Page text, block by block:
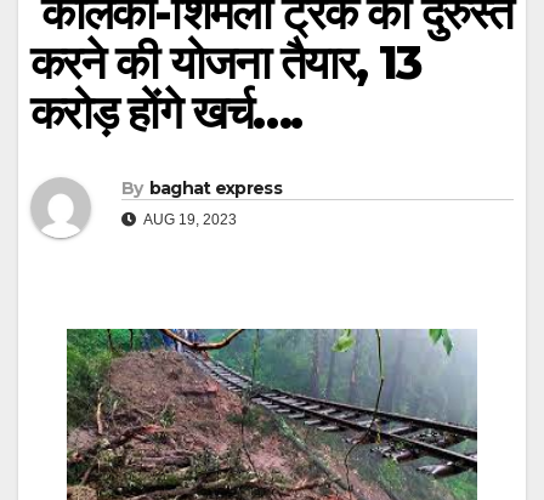
कालका-शिमला ट्रैक को दुरुस्त
करने की योजना तैयार, 13
करोड़ होंगे खर्च….
By baghat express
AUG 19, 2023